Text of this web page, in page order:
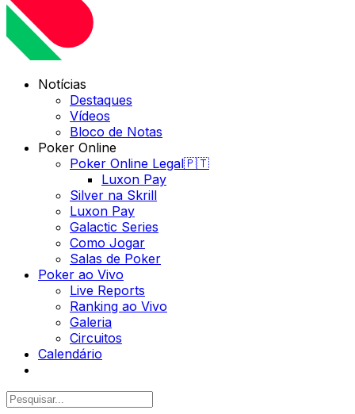
Notícias
Destaques
Vídeos
Bloco de Notas
Poker Online
Poker Online Legal🇵🇹
Luxon Pay
Silver na Skrill
Luxon Pay
Galactic Series
Como Jogar
Salas de Poker
Poker ao Vivo
Live Reports
Ranking ao Vivo
Galeria
Circuitos
Calendário